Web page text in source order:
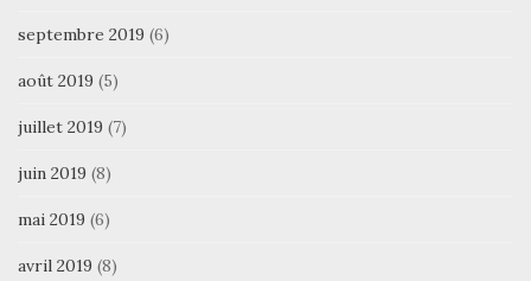
septembre 2019 (6)
août 2019 (5)
juillet 2019 (7)
juin 2019 (8)
mai 2019 (6)
avril 2019 (8)